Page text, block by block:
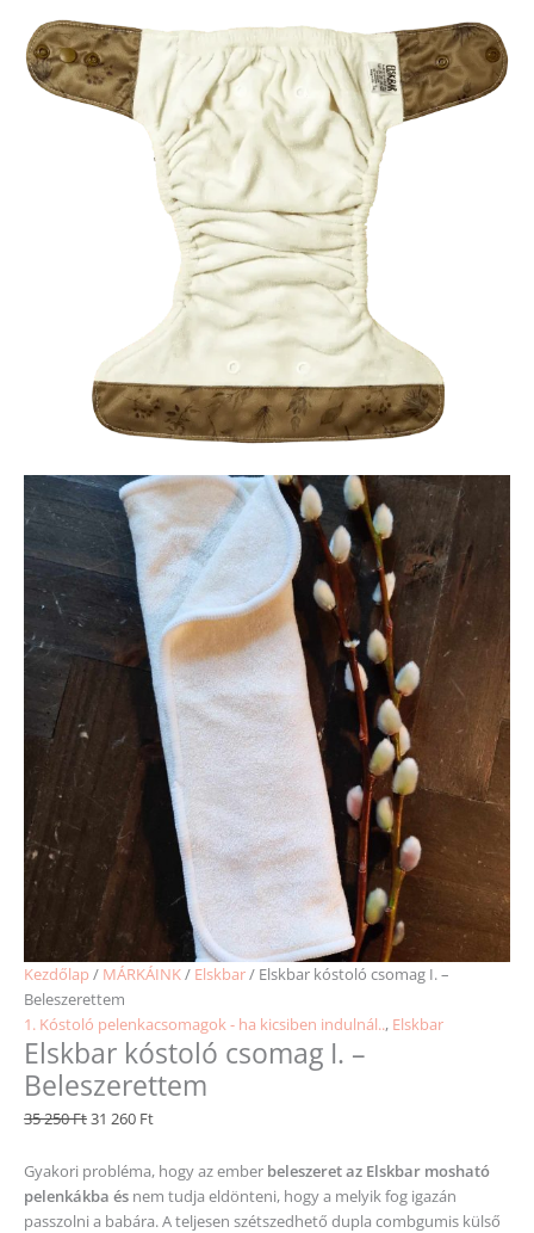
Kezdőlap / MÁRKÁINK/ Elskbar/ Elskbar kóstoló csomag I. –
Beleszerettem
1. Kóstoló pelenkacsomagok - ha kicsiben indulnál.., Elskbar
Elskbar kóstoló csomag I. –
Beleszerettem
35 250Ft31 260 Ft
Gyakori probléma, hogy az ember beleszeret az Elskbar mosható
pelenkákba és nem tudja eldönteni, hogy a melyik fog igazán
passzolni a babára. A teljesen szétszedhető dupla combgumis külső